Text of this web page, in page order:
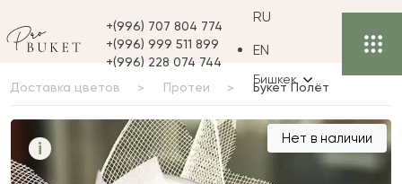
+(996) 707 804 774
+(996) 999 511 899
+(996) 228 074 744
RU
EN
Бишкек
Доставка цветов Протеи Букет Полёт
i Букет Полёт Нет в наличии